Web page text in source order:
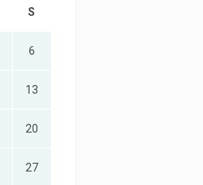
S
6
13
20
27